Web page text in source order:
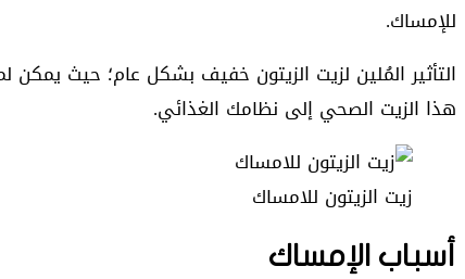
للإمساك.
التأثير المُلين لزيت الزيتون خفيف بشكل عام؛ حيث
هذا الزيت الصحي إلى نظامك الغذائي.
زيت الزيتون للامساك
أسباب الإمساك